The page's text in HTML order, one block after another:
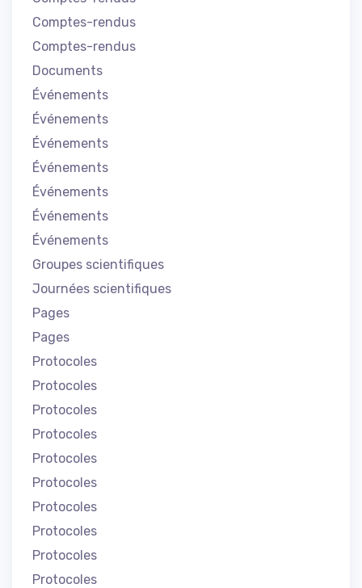
Comptes-rendus
Comptes-rendus
Documents
Événements
Événements
Événements
Événements
Événements
Événements
Événements
Groupes scientifiques
Journées scientifiques
Pages
Pages
Protocoles
Protocoles
Protocoles
Protocoles
Protocoles
Protocoles
Protocoles
Protocoles
Protocoles
Protocoles